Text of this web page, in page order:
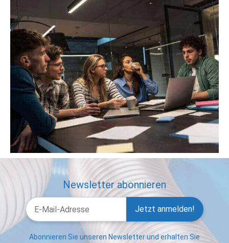
Newsletter abonnieren
Jetzt anmelden!
Abonnieren Sie unseren Newsletter und erhalten Sie